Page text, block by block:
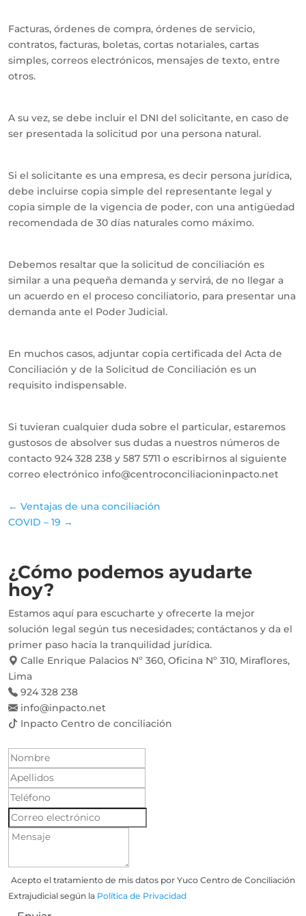
Facturas, órdenes de compra, órdenes de servicio,
contratos, facturas, boletas, cortas notariales, cartas
simples, correos electrónicos, mensajes de texto, entre
otros.
A su vez, se debe incluir el DNI del solicitante, en caso de
ser presentada la solicitud por una persona natural.
Si el solicitante es una empresa, es decir persona jurídica,
debe incluirse copia simple del representante legal y
copia simple de la vigencia de poder, con una antigüedad
recomendada de 30 días naturales como máximo.
Debemos resaltar que la solicitud de conciliación es
similar a una pequeña demanda y servirá, de no llegar a
un acuerdo en el proceso conciliatorio, para presentar una
demanda ante el Poder Judicial.
En muchos casos, adjuntar copia certificada del Acta de
Conciliación y de la Solicitud de Conciliación es un
requisito indispensable.
Si tuvieran cualquier duda sobre el particular, estaremos
gustosos de absolver sus dudas a nuestros números de
contacto 924 328 238 y 587 5711 o escribirnos al siguiente
correo electrónico info@centroconciliacioninpacto.net
← Ventajas de una conciliación
COVID – 19 →
¿Cómo podemos ayudarte
hoy?
Estamos aquí para escucharte y ofrecerte la mejor
solución legal según tus necesidades; contáctanos y da el
primer paso hacia la tranquilidad jurídica.
Calle Enrique Palacios Nº 360, Oficina Nº 310, Miraflores,
Lima
924 328 238
info@inpacto.net
Inpacto Centro de conciliación
Acepto el tratamiento de mis datos por Yuco Centro de Conciliación
Extrajudicial según la Política de Privacidad